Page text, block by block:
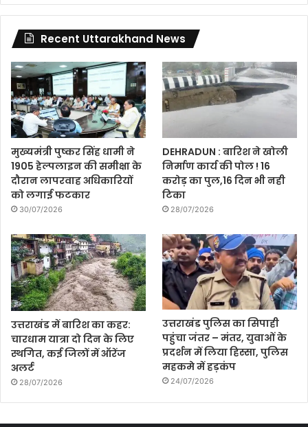
Recent Uttarakhand News
मुख्यमंत्री पुष्कर सिंह धामी ने
1905 हेल्पलाइन की समीक्षा के
दौरान लापरवाह अधिकारियों
को लगाई फटकार
30/07/2026
DEHRADUN : बारिश ने खोली
निर्माण कार्य की पोल ! 16
करोड़ का पुल,16 दिन भी नही
टिका
28/07/2026
उत्तराखंड में बारिश का कहर:
चारधाम यात्रा दो दिन के लिए
स्थगित, कई जिलों में ऑरेंज
अलर्ट
28/07/2026
उत्तराखंड पुलिस का सिपाही
पहुंचा जंतर – मंतर, युवाओं के
प्रदर्शन में लिया हिस्सा, पुलिस
महकमे में हड़कंप
24/07/2026